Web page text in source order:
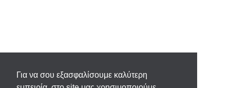
Για να σου εξασφαλίσουμε καλύτερη